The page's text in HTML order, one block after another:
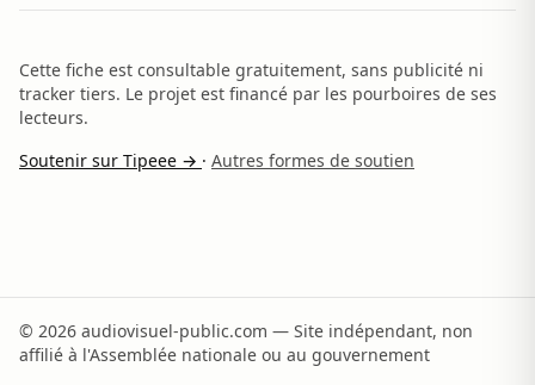
Cette fiche est consultable gratuitement, sans publicité ni
tracker tiers. Le projet est financé par les pourboires de ses
lecteurs.
Soutenir sur Tipeee → · Autres formes de soutien
© 2026 audiovisuel-public.com — Site indépendant, non
affilié à l'Assemblée nationale ou au gouvernement